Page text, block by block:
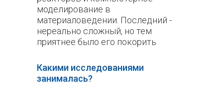
моделирование в
материаловедении. Последний -
нереально сложный, но тем
приятнее было его покорить
Какими исследованиями
занималась?